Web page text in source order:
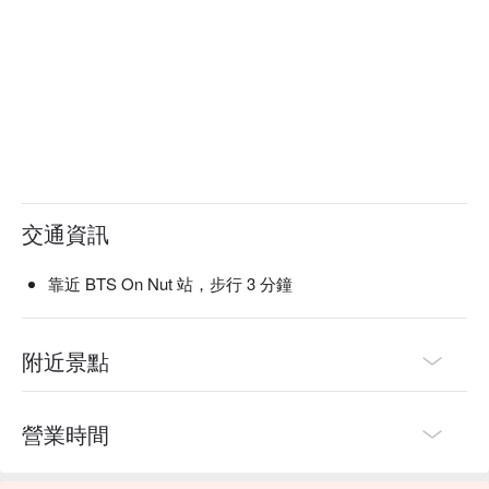
交通資訊
靠近 BTS On Nut 站，步行 3 分鐘
附近景點
營業時間